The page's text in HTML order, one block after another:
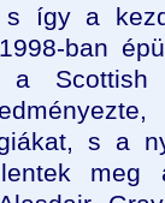
így a
ban
a Scottish
s a